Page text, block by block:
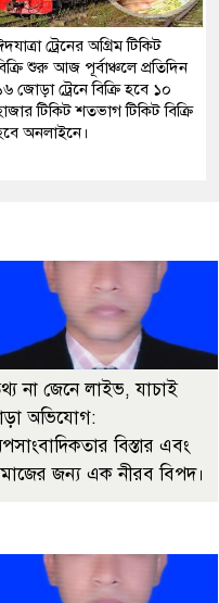
ট্রেনের অগ্রিম টিকিট
শুরু আজ পূর্বাঞ্চলে প্রতিদিন
জোড়া ট্রেনে বিক্রি হবে ১০
টিকিট শতভাগ টিকিট বিক্রি
অনলাইনে।
না জেনে লাইভ, যাচাই
অভিযোগ:
বিস্তার এবং
জন্য এক নীরব বিপদ।